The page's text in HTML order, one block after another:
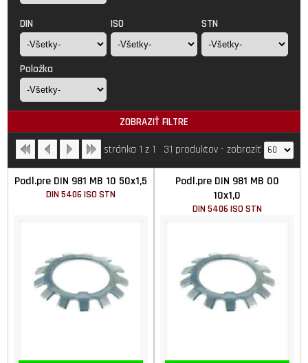
DIN ISO STN
Položka
ZOBRAZIŤ FILTRE
stránka 1 z 1 31 produktov- zobraziť
Podl.pre DIN 981 MB 10 50x1,5
DIN 5406 ISO STN
Podl.pre DIN 981 MB 00
10x1,0
DIN 5406 ISO STN